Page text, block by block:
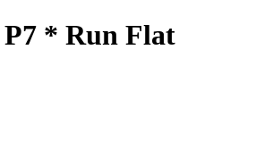
* Run Flat